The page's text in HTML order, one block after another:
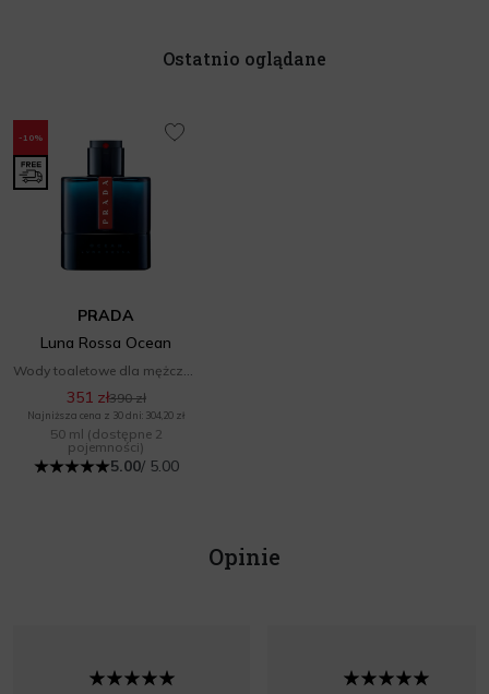
Ostatnio oglądane
-10%
PRADA
Luna Rossa Ocean
351 zł390 zł
Najniższa cena z 30 dni: 304,20 zł
50 ml (dostępne 2
pojemności)
5.00/ 5.00
Opinie